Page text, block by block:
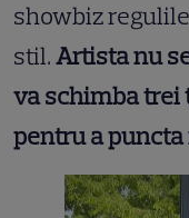
showbiz
stil.Artista nu
va schimba trei
pentru a